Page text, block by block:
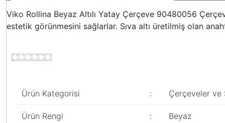
Viko Rollina Beyaz Altılı Yatay Çerçeve 90480056
estetik görünmesini sağlarlar. Sıva altı üretilmiş olan
Ürün Kategorisi : Çerçeveler ve
Ürün Rengi : Beyaz